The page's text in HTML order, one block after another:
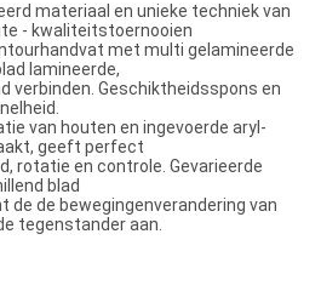
materiaal en unieke techniek van
- kwaliteitstoernooien
met multi gelamineerde
lamineerde,
verbinden. Geschiktheidsspons en
van houten en ingevoerde aryl-
geeft perfect
rotatie en controle. Gevarieerde
blad
de de bewegingenverandering van
tegenstander aan.